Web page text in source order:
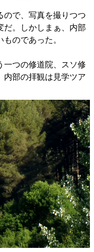
ので、写真を撮りつつ
だ。しかしまぁ、内部
のであった。
一つの修道院、スソ修
内部の拝観は見学ツア